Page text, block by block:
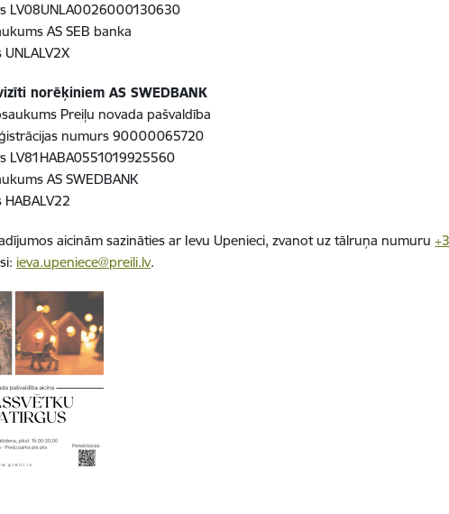
LV08UNLA0026000130630
AS SEB banka
norēķiniem AS SWEDBANK
Preiļu novada pašvaldība
numurs 90000065720
LV81HABA0551019925560
AS SWEDBANK
aicinām sazināties ar Ievu Upenieci, zvanot uz tālruņa numuru
ieva.upeniece@preili.lv.